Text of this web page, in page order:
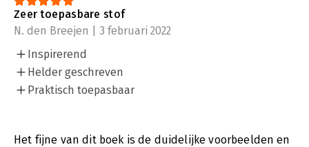
Zeer toepasbare stof
N. den Breejen | 3 februari 2022
Inspirerend
Helder geschreven
Praktisch toepasbaar
Het fijne van dit boek is de duidelijke voorbeelden en